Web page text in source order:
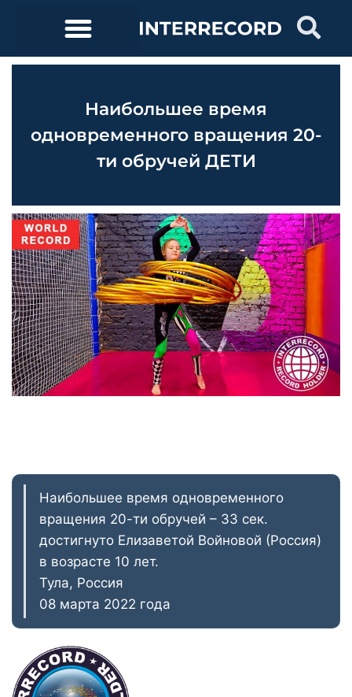
Наибольшее время
одновременного вращения 20-
ти обручей ДЕТИ
Наибольшее время одновременного
вращения 20-ти обручей – 33 сек.
достигнуто Елизаветой Войновой (Россия)
в возрасте 10 лет.
Тула, Россия
08 марта 2022 года